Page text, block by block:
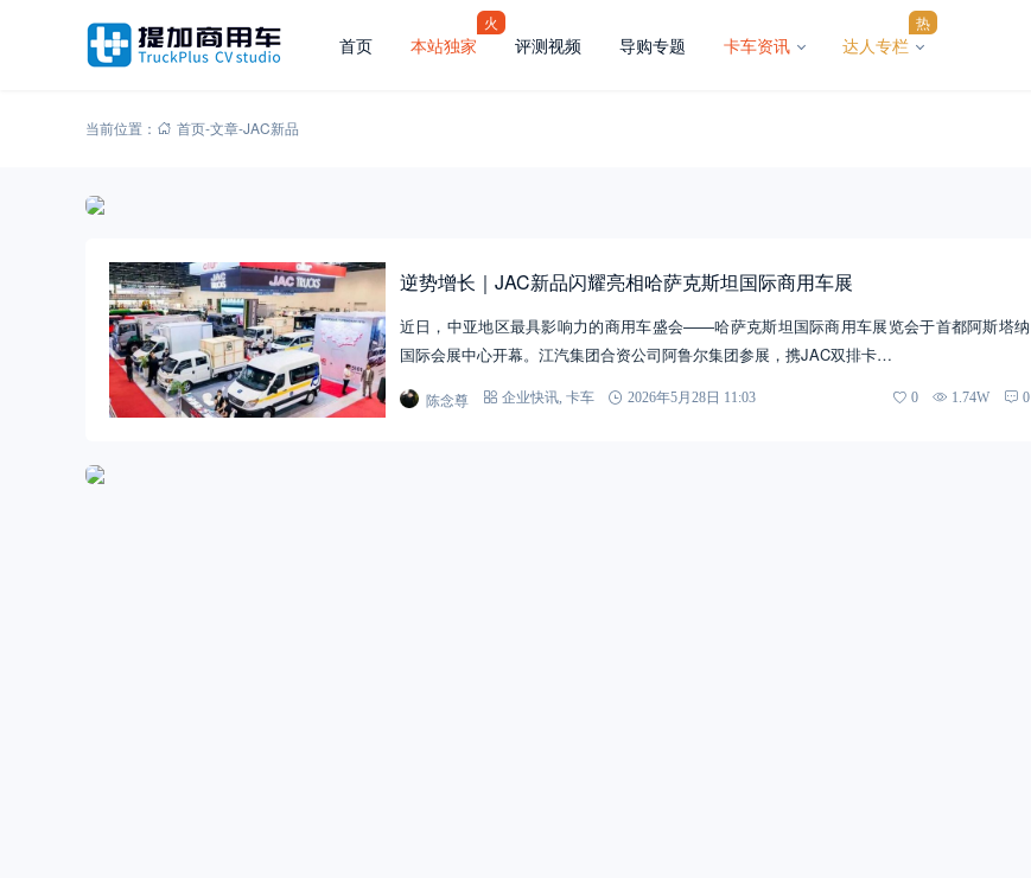
首页 本站独家
火
评测视频 导购专题 卡车资讯 达人专栏
热
当前位置： 首页-文章-JAC新品
逆势增长｜JAC新品闪耀亮相哈萨克斯坦国际商用车展
近日，中亚地区最具影响力的商用车盛会——哈萨克斯坦国际商用车展览会于首都阿斯塔纳
国际会展中心开幕。江汽集团合资公司阿鲁尔集团参展，携JAC双排卡…
陈念尊 企业快讯, 卡车 2026年5月28日 11:03 0 1.74W 0